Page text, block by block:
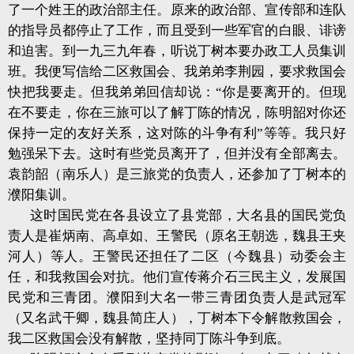
了一个姓王的政治部主任。原来的政治部、宣传部和连队
的指导员都停止了工作，而且受到一些军官的白眼、诽谤
和迫害。到一九三九年春，听说丁树本要办政工人员集训
班。我便写信给二区救国会、我弟弟李荆园，要求救国会
快把我要走。但我弟弟回信却说：“你是要离开的。但现
在不要走，你在三旅可以了解丁陈的情况，陈明韶对你还
保持一定的友好关系，这对陈的斗争有利”等等。我只好
勉强呆下去。这时有些党员离开了，但并没有全部离去。
袁韵韶（南乐人）是三旅党的负责人，还参加了丁树本的
濮阳集训。
这时国民党在各县设立了县党部，大名县的国民党负
责人是崔炳南、高卓如、王警民（原名王朝选，魏县王夹
河人）等人。王警民还担任了二区（今魏县）动委会主
任，和我救国会对抗。他们宣传蒋介石三民主义，发展国
民党和三青团。濮阳到大名一带三青团负责人是武冠军
（又名武干卿，魏县简庄人），丁树本下令解散救国会，
我二区救国会没有解散，坚持同丁陈斗争到底。